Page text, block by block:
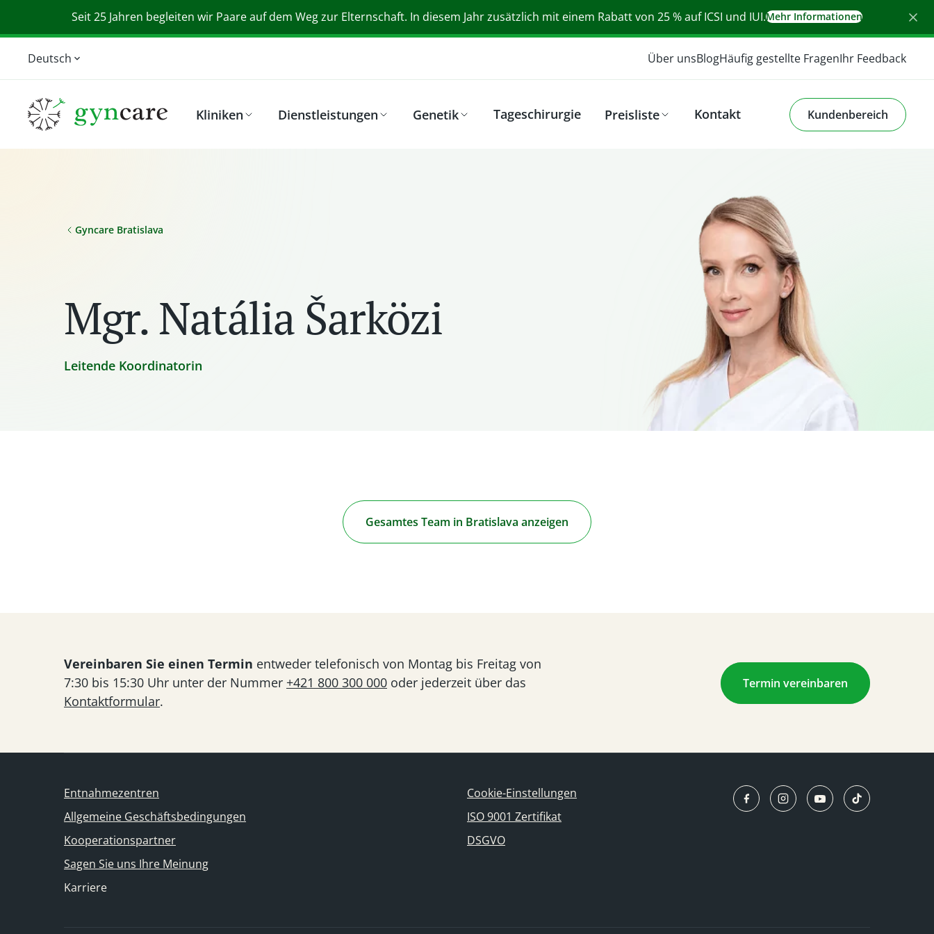
Seit 25 Jahren begleiten wir Paare auf dem Weg zur Elternschaft. In diesem Jahr zusätzlich mit einem Rabatt von 25 % auf ICSI und IUI.Mehr Informationen
Deutsch
English
Magyar
Srpski
Slovensky
Über unsBlogHäufig gestellte FragenIhr Feedback
Kliniken Dienstleistungen Genetik Tageschirurgie Preisliste Kontakt Kundenbereich
Gyncare Bratislava
Mgr. Natália Šarközi
Leitende Koordinatorin
Gesamtes Team in Bratislava anzeigen
Vereinbaren Sie einen Termin entweder telefonisch von Montag bis Freitag von
7:30 bis 15:30 Uhr unter der Nummer +421 800 300 000 oder jederzeit über das
Kontaktformular.
Termin vereinbaren
Entnahmezentren
Allgemeine Geschäftsbedingungen
Kooperationspartner
Sagen Sie uns Ihre Meinung
Karriere
Cookie-Einstellungen
ISO 9001 Zertifikat
DSGVO